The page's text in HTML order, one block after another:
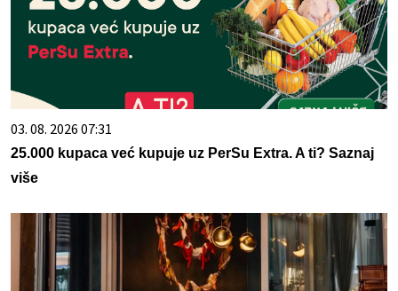
03. 08. 2026 07:31
25.000 kupaca već kupuje uz PerSu Extra. A ti? Saznaj
više